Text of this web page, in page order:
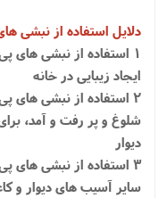
دلایل استفاده از نبشی
1 استفاده از نبشی
ایجاد زیبایی در خانه
2 استفاده از نبشی
شلوغ و پر رفت و آمد،
دیوار
3 استفاده از نبشی
سایر آسیب های دیوار و